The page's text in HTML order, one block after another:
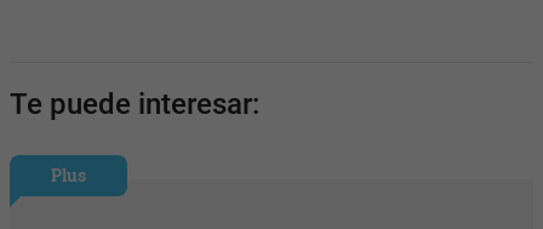
Te puede interesar:
Plus